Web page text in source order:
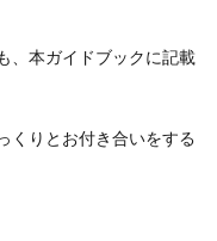
、本ガイドブックに記載
くりとお付き合いをする